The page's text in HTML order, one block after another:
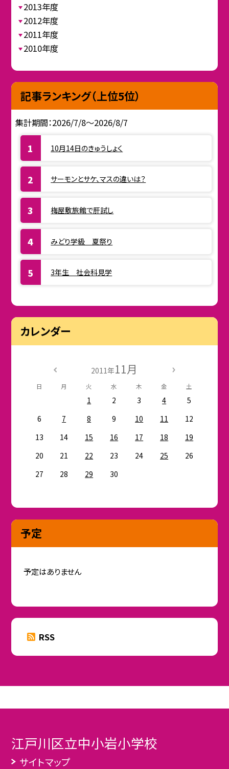
2013年度
2012年度
2011年度
2010年度
記事ランキング（上位5位）
集計期間：2026/7/8～2026/8/7
10月14日のきゅうしょく
サーモンとサケ、マスの違いは？
梅屋敷旅館で肝試し
みどり学級 夏祭り
3年生 社会科見学
カレンダー
2011年11月
日 月 火 水 木 金 土
1 2 3 4
5
6
7 8 9 10 11
12
13
14 15 16 17 18
19
20
21 22 23 24 25
26
27
28 29 30
予定
予定はありません
RSS
江戸川区立中小岩小学校
サイトマップ